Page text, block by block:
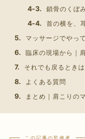
鎖骨のくぼ
首の横を、
マッサージでやっ
臨床の現場から｜
それでも戻るとき
よくある質問
まとめ｜肩こりの